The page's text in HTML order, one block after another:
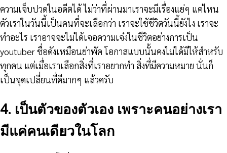
ความเจ็บปวดในอดีตได้ ไม่ว่าที่ผ่านมาเราจะมีเรื่องแย่ๆ แค่ไหน
ตัวเราในวันนี้เป็นคนที่จะเลือกว่า เราจะใช้ชีวิตวันนี้ยังไง เราจะ
ทำอะไร เราอาจจะไม่ได้เจอความเจ๋งในชีวิตอย่างการเป็น
youtuber ชื่อดังเหมือนย่าพัค โอกาสแบบนั้นคงไม่ได้มีให้สำหรับ
ทุกคน แต่เมื่อเราเลือกสิ่งที่เราอยากทำ สิ่งที่มีความหมาย นั่นก็
เป็นจุดเปลี่ยนที่ดีมากๆ แล้วครับ
4. เป็นตัวของตัวเอง เพราะคนอย่างเรา
มีแค่คนเดียวในโลก